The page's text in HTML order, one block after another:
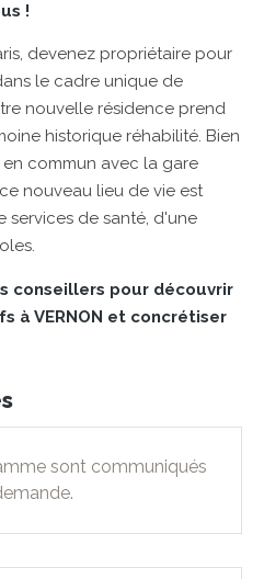
!
devenez propriétaire pour
le cadre unique de
nouvelle résidence prend
historique réhabilité. Bien
commun avec la gare
nouveau lieu de vie est
services de santé, d'une
conseillers pour découvrir
à VERNON et concrétiser
sont communiqués